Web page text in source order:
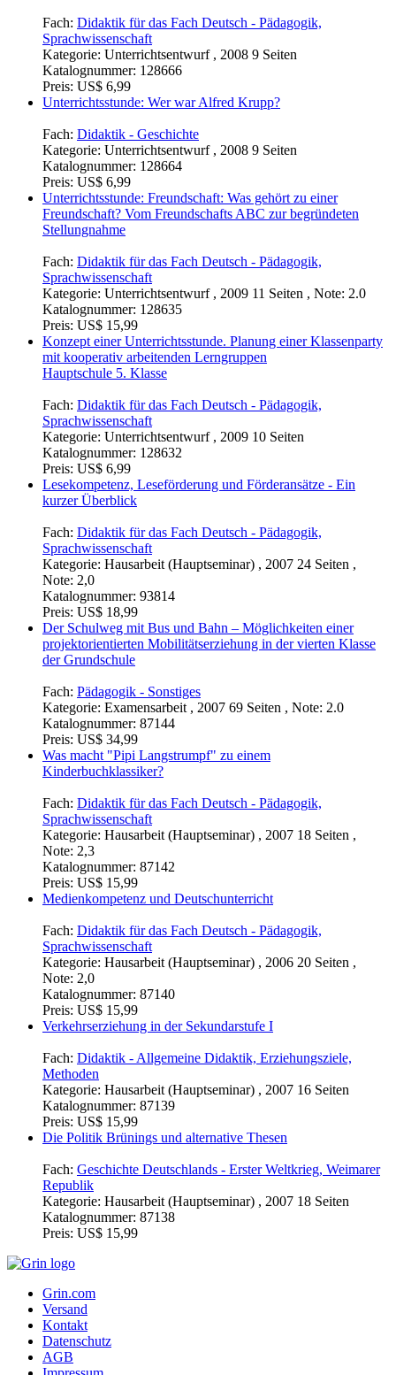
Fach: Didaktik für das Fach Deutsch - Pädagogik,
Sprachwissenschaft
Kategorie: Unterrichtsentwurf , 2008 9 Seiten
Katalognummer: 128666
Preis: US$ 6,99
Unterrichtsstunde: Wer war Alfred Krupp?
Fach: Didaktik - Geschichte
Kategorie: Unterrichtsentwurf , 2008 9 Seiten
Katalognummer: 128664
Preis: US$ 6,99
Unterrichtsstunde: Freundschaft: Was gehört zu einer
Freundschaft? Vom Freundschafts ABC zur begründeten
Stellungnahme
Fach: Didaktik für das Fach Deutsch - Pädagogik,
Sprachwissenschaft
Kategorie: Unterrichtsentwurf , 2009 11 Seiten , Note: 2.0
Katalognummer: 128635
Preis: US$ 15,99
Konzept einer Unterrichtsstunde. Planung einer Klassenparty
mit kooperativ arbeitenden Lerngruppen
Hauptschule 5. Klasse
Fach: Didaktik für das Fach Deutsch - Pädagogik,
Sprachwissenschaft
Kategorie: Unterrichtsentwurf , 2009 10 Seiten
Katalognummer: 128632
Preis: US$ 6,99
Lesekompetenz, Leseförderung und Förderansätze - Ein
kurzer Überblick
Fach: Didaktik für das Fach Deutsch - Pädagogik,
Sprachwissenschaft
Kategorie: Hausarbeit (Hauptseminar) , 2007 24 Seiten ,
Note: 2,0
Katalognummer: 93814
Preis: US$ 18,99
Der Schulweg mit Bus und Bahn – Möglichkeiten einer
projektorientierten Mobilitätserziehung in der vierten Klasse
der Grundschule
Fach: Pädagogik - Sonstiges
Kategorie: Examensarbeit , 2007 69 Seiten , Note: 2.0
Katalognummer: 87144
Preis: US$ 34,99
Was macht "Pipi Langstrumpf" zu einem
Kinderbuchklassiker?
Fach: Didaktik für das Fach Deutsch - Pädagogik,
Sprachwissenschaft
Kategorie: Hausarbeit (Hauptseminar) , 2007 18 Seiten ,
Note: 2,3
Katalognummer: 87142
Preis: US$ 15,99
Medienkompetenz und Deutschunterricht
Fach: Didaktik für das Fach Deutsch - Pädagogik,
Sprachwissenschaft
Kategorie: Hausarbeit (Hauptseminar) , 2006 20 Seiten ,
Note: 2,0
Katalognummer: 87140
Preis: US$ 15,99
Verkehrserziehung in der Sekundarstufe I
Fach: Didaktik - Allgemeine Didaktik, Erziehungsziele,
Methoden
Kategorie: Hausarbeit (Hauptseminar) , 2007 16 Seiten
Katalognummer: 87139
Preis: US$ 15,99
Die Politik Brünings und alternative Thesen
Fach: Geschichte Deutschlands - Erster Weltkrieg, Weimarer
Republik
Kategorie: Hausarbeit (Hauptseminar) , 2007 18 Seiten
Katalognummer: 87138
Preis: US$ 15,99
Grin.com
Versand
Kontakt
Datenschutz
AGB